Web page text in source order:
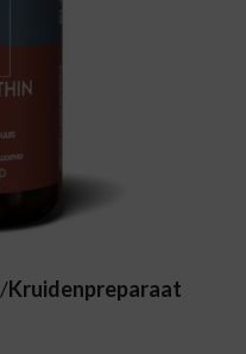
Kruidenpreparaat